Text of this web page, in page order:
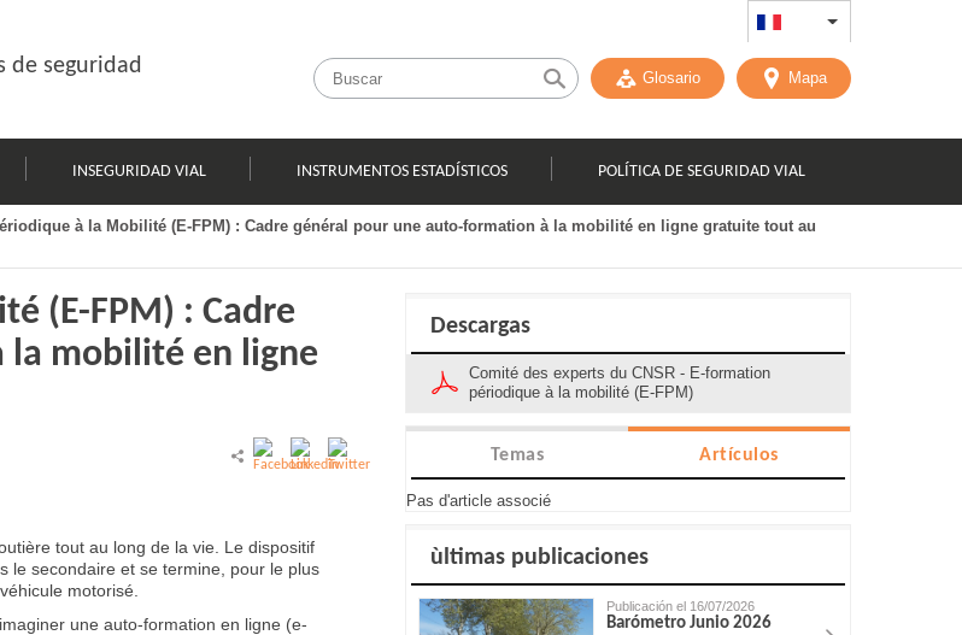
List additional
de seguridad
Glosario Mapa
INSEGURIDAD VIAL INSTRUMENTOS ESTADÍSTICOS POLÍTICA DE SEGURIDAD VIAL
à la Mobilité (E-FPM) : Cadre général pour une auto-formation à la mobilité en ligne gratuite tout au
(E-FPM) : Cadre
la mobilité en ligne
tout au long de la vie. Le dispositif
le secondaire et se termine, pour le plus
motorisé.
une auto-formation en ligne (e-
Descargas
Comité des experts du CNSR - E-formation
périodique à la mobilité (E-FPM)
Temas Artículos
Pas d'article associé
ùltimas publicaciones
Publicación el 16/07/2026
Barómetro Junio 2026